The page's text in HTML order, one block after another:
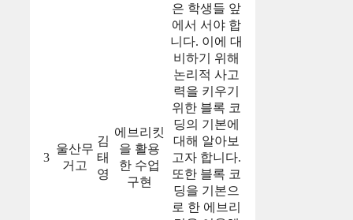
3
울산무
거고
김
태
영
에브리킷
을 활용
한 수업
구현
은 학생들 앞
에서 서야 합
니다. 이에 대
비하기 위해
논리적 사고
력을 키우기
위한 블록 코
딩의 기본에
대해 알아보
고자 합니다.
또한 블록 코
딩을 기본으
로 한 에브리